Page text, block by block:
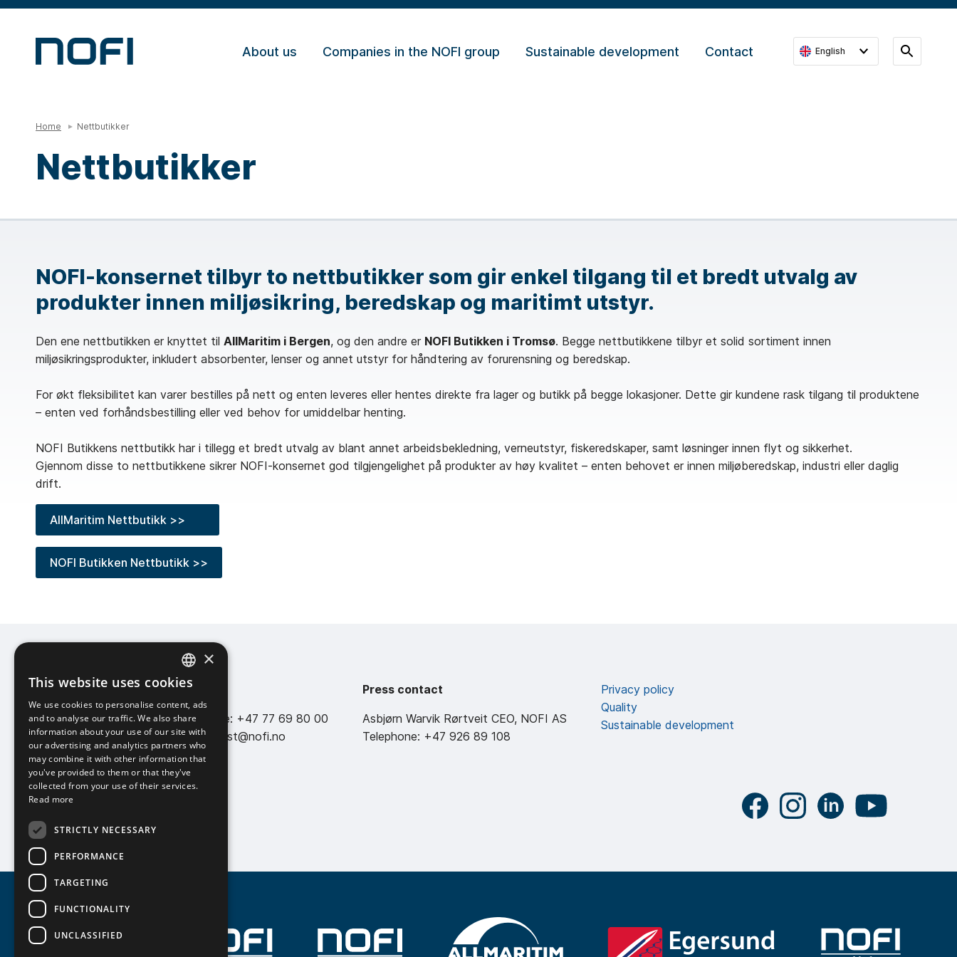
About us Companies in the NOFI group Sustainable development Contact English
Home Nettbutikker
Nettbutikker
NOFI-konsernet tilbyr to nettbutikker som gir enkel tilgang til et bredt utvalg av
produkter innen miljøsikring, beredskap og maritimt utstyr.
Den ene nettbutikken er knyttet til AllMaritim i Bergen, og den andre er NOFI Butikken i Tromsø. Begge nettbutikkene tilbyr et solid sortiment innen
miljøsikringsprodukter, inkludert absorbenter, lenser og annet utstyr for håndtering av forurensning og beredskap.
For økt fleksibilitet kan varer bestilles på nett og enten leveres eller hentes direkte fra lager og butikk på begge lokasjoner. Dette gir kundene rask tilgang til produktene
– enten ved forhåndsbestilling eller ved behov for umiddelbar henting.
NOFI Butikkens nettbutikk har i tillegg et bredt utvalg av blant annet arbeidsbekledning, verneutstyr, fiskeredskaper, samt løsninger innen flyt og sikkerhet.
Gjennom disse to nettbutikkene sikrer NOFI-konsernet god tilgjengelighet på produkter av høy kvalitet – enten behovet er innen miljøberedskap, industri eller daglig
drift.
AllMaritim Nettbutikk >>
NOFI Butikken Nettbutikk >>
NOFI AS
Eidvegen 642
9105 Kvaløya
Org.nr: 921 444 052
Contact
Telephone: +47 77 69 80 00
E-mail: post@nofi.no
Press contact
Asbjørn Warvik Rørtveit CEO, NOFI AS
Telephone: +47 926 89 108
Privacy policy
Quality
Sustainable development
NORWEGIAN
ENGLISH
×
This website uses cookies
We use cookies to personalise content, ads
and to analyse our traffic. We also share
information about your use of our site with
our advertising and analytics partners who
may combine it with other information that
you've provided to them or that they've
collected from your use of their services.
Read more
STRICTLY NECESSARY
PERFORMANCE
TARGETING
FUNCTIONALITY
UNCLASSIFIED